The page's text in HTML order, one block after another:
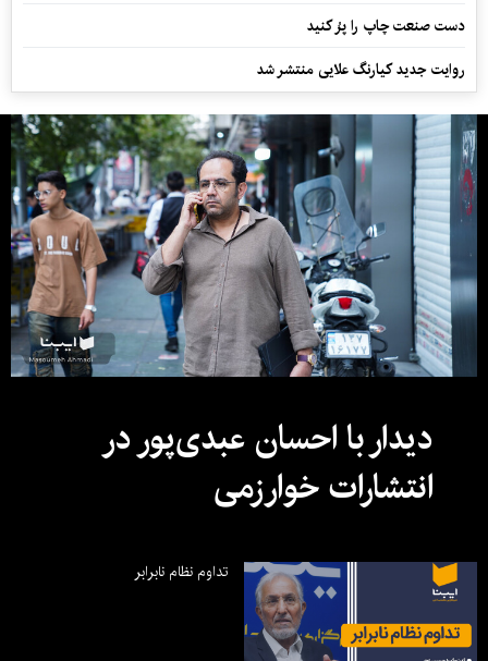
دست صنعت چاپ را پرُ کنید
روایت جدید کیارنگ علایی منتشر شد
دیدار با احسان عبدی‌پور در
انتشارات خوارزمی
تداوم نظام نابرابر